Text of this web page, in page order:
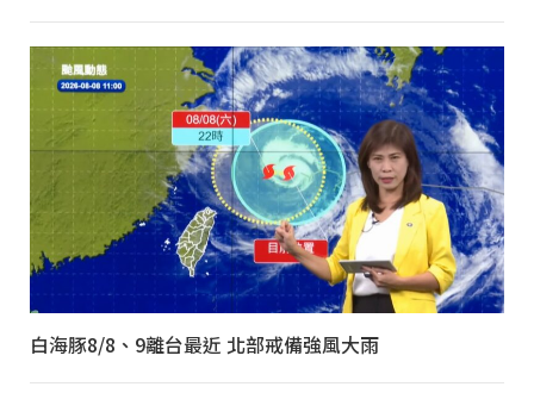
白海豚8/8、9離台最近 北部戒備強風大雨